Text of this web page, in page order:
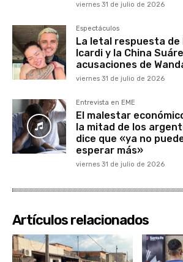
viernes 31 de julio de 2026
Espectáculos
La letal respuesta de
Icardi y la China
acusaciones de
viernes 31 de julio de 2026
Entrevista en EME
El malestar
la mitad de los
dice que «ya no
esperar más»
viernes 31 de julio de 2026
Artículos relacionados